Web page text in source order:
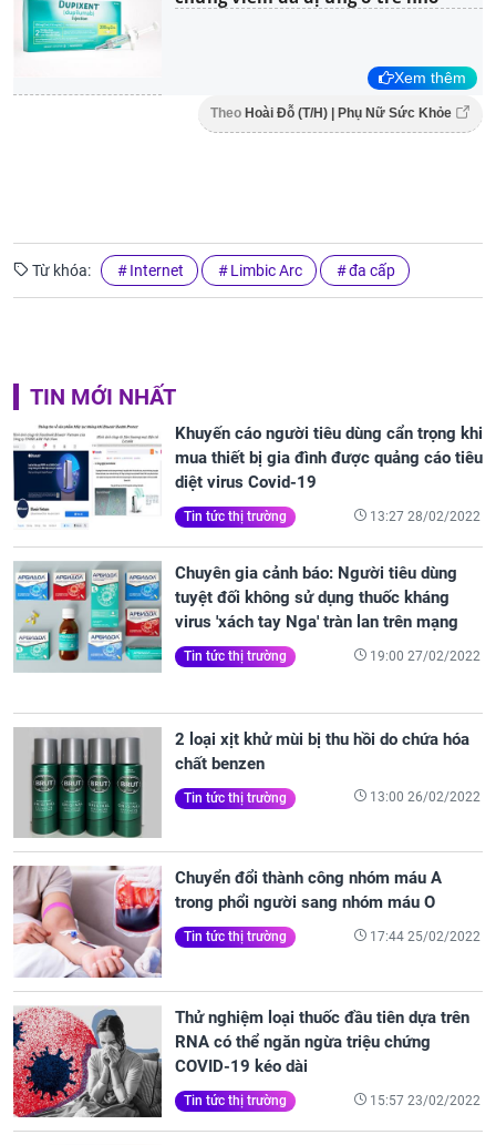
Xem thêm
Theo Hoài Đỗ (T/H) | Phụ Nữ Sức Khỏe
Từ khóa: Internet Limbic Arc đa cấp
TIN MỚI NHẤT
Khuyến cáo người tiêu dùng cẩn trọng khi
mua thiết bị gia đình được quảng cáo tiêu
diệt virus Covid-19
Tin tức thị trường 13:27 28/02/2022
Chuyên gia cảnh báo: Người tiêu dùng
tuyệt đối không sử dụng thuốc kháng
virus 'xách tay Nga' tràn lan trên mạng
Tin tức thị trường 19:00 27/02/2022
2 loại xịt khử mùi bị thu hồi do chứa hóa
chất benzen
Tin tức thị trường 13:00 26/02/2022
Chuyển đổi thành công nhóm máu A
trong phổi người sang nhóm máu O
Tin tức thị trường 17:44 25/02/2022
Thử nghiệm loại thuốc đầu tiên dựa trên
RNA có thể ngăn ngừa triệu chứng
COVID-19 kéo dài
Tin tức thị trường 15:57 23/02/2022